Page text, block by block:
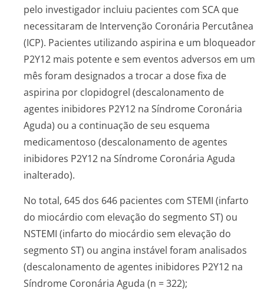
pelo investigador incluiu pacientes com SCA que
necessitaram de Intervenção Coronária Percutânea
(ICP). Pacientes utilizando aspirina e um bloqueador
P2Y12 mais potente e sem eventos adversos em um
mês foram designados a trocar a dose fixa de
aspirina por clopidogrel (descalonamento de
agentes inibidores P2Y12 na Síndrome Coronária
Aguda) ou a continuação de seu esquema
medicamentoso (descalonamento de agentes
inibidores P2Y12 na Síndrome Coronária Aguda
inalterado).
No total, 645 dos 646 pacientes com STEMI (infarto
do miocárdio com elevação do segmento ST) ou
NSTEMI (infarto do miocárdio sem elevação do
segmento ST) ou angina instável foram analisados
(descalonamento de agentes inibidores P2Y12 na
Síndrome Coronária Aguda (n = 322);